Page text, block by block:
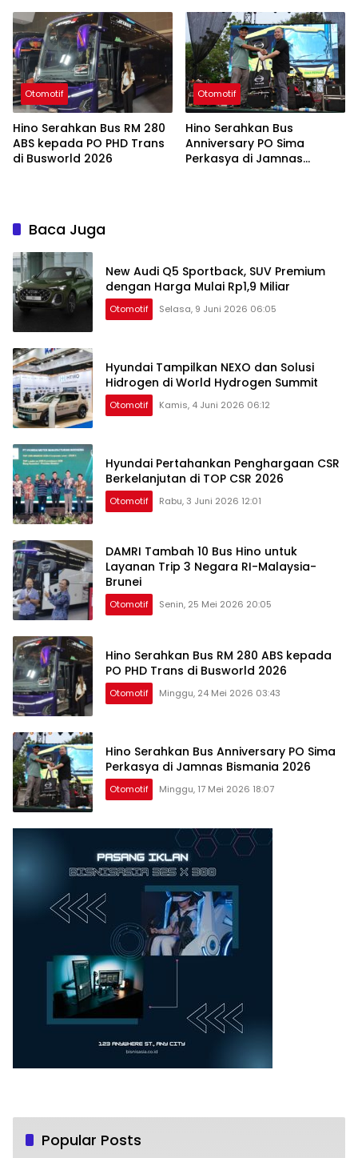
Otomotif
Hino Serahkan Bus RM 280
ABS kepada PO PHD Trans
di Busworld 2026
Otomotif
Hino Serahkan Bus
Anniversary PO Sima
Perkasya di Jamnas
Baca Juga
New Audi Q5 Sportback, SUV Premium
dengan Harga Mulai Rp1,9 Miliar
Otomotif Selasa, 9 Juni 2026 06:05
Hyundai Tampilkan NEXO dan Solusi
Hidrogen di World Hydrogen Summit
Otomotif Kamis, 4 Juni 2026 06:12
Hyundai Pertahankan Penghargaan CSR
Berkelanjutan di TOP CSR 2026
Otomotif Rabu, 3 Juni 2026 12:01
DAMRI Tambah 10 Bus Hino untuk
Layanan Trip 3 Negara RI-Malaysia-
Brunei
Otomotif Senin, 25 Mei 2026 20:05
Hino Serahkan Bus RM 280 ABS kepada
PO PHD Trans di Busworld 2026
Otomotif Minggu, 24 Mei 2026 03:43
Hino Serahkan Bus Anniversary PO Sima
Perkasya di Jamnas Bismania 2026
Otomotif Minggu, 17 Mei 2026 18:07
Popular Posts